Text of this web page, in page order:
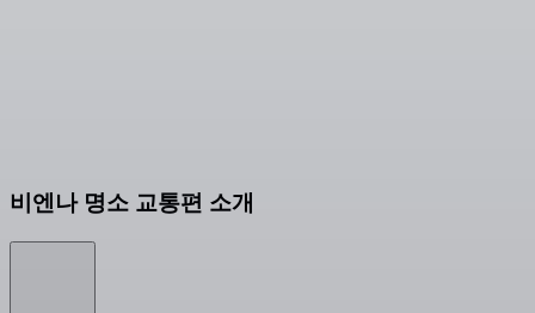
비엔나 명소 교통편 소개